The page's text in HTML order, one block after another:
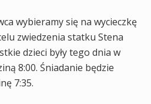
wybieramy się na wycieczkę
zwiedzenia statku Stena
dzieci były tego dnia w
8:00. Śniadanie będzie
7:35.